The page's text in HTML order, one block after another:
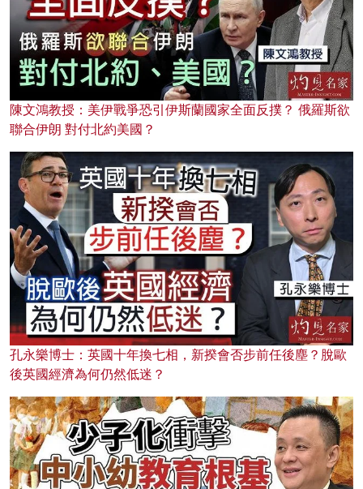
陳文鴻教授：美伊戰爭恐引伊斯蘭國家全面反撲？ 俄羅斯欲
聯合伊朗 對付北約美國？
孔永樂博士：英國十年換七相，新揆會否步前任後塵？脫歐
後英國經濟為何仍然低迷？